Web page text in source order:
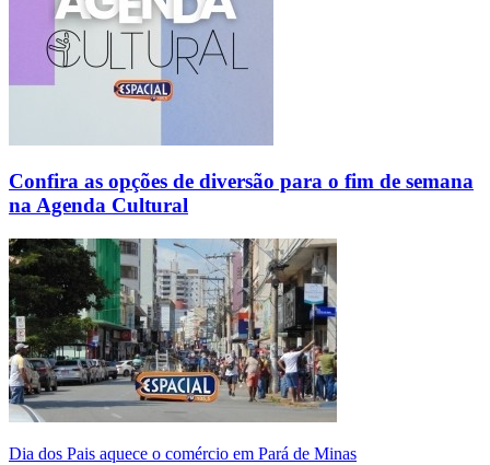
Confira as opções de diversão para o fim de semana
na Agenda Cultural
Dia dos Pais aquece o comércio em Pará de Minas